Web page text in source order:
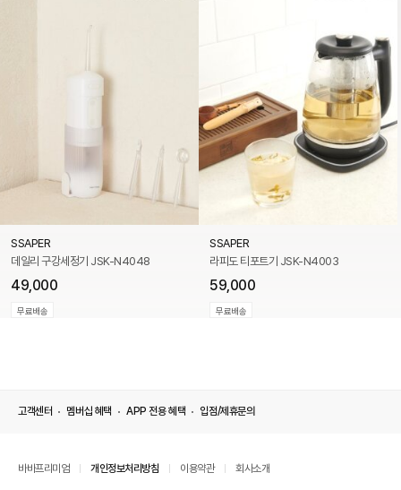
SSAPER
데일리 구강세정기 JSK-N4048
49,000
무료배송
SSAPER
라피도 티포트기 JSK-N4003
59,000
무료배송
고객센터 멤버십 혜택 APP 전용 혜택 입점/제휴문의
바바프리미엄 개인정보처리방침 이용약관 회사소개